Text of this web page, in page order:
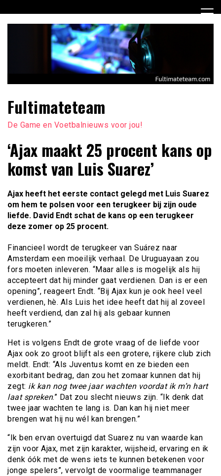
naar
Fultimateteam
De Game en Voetbalnieuws voor jou!
‘Ajax maakt 25 procent kans op
komst van Luis Suarez’
Ajax heeft het eerste contact gelegd met Luis Suarez
om hem te polsen voor een terugkeer bij zijn oude
liefde. David Endt schat de kans op een terugkeer
deze zomer op 25 procent.
Financieel wordt de terugkeer van Suárez naar
Amsterdam een moeilijk verhaal. De Uruguayaan zou
fors moeten inleveren. “Maar alles is mogelijk als hij
accepteert dat hij minder gaat verdienen. Dan is er een
opening”, reageert Endt. “Bij Ajax kun je ook heel veel
verdienen, hè. Als Luis het idee heeft dat hij al zoveel
heeft verdiend, dan zal hij als gebaar kunnen
terugkeren.”
Het is volgens Endt de grote vraag of de liefde voor
Ajax ook zo groot blijft als een grotere, rijkere club zich
meldt. Endt: “Als Juventus komt en ze bieden een
exorbitant bedrag, dan zou het zomaar kunnen dat hij
zegt: ik kan nog twee jaar wachten voordat ik m’n hart
laat spreken.” Dat zou slecht nieuws zijn. “Ik denk dat
twee jaar wachten te lang is. Dan kan hij niet meer
brengen wat hij nu wél kan brengen.”
“Ik ben ervan overtuigd dat Suarez nu van waarde kan
zijn voor Ajax, met zijn karakter, wijsheid, ervaring en ik
denk óók met de wens iets te kunnen betekenen voor
jonge spelers”, vervolgt de voormalige teammanager